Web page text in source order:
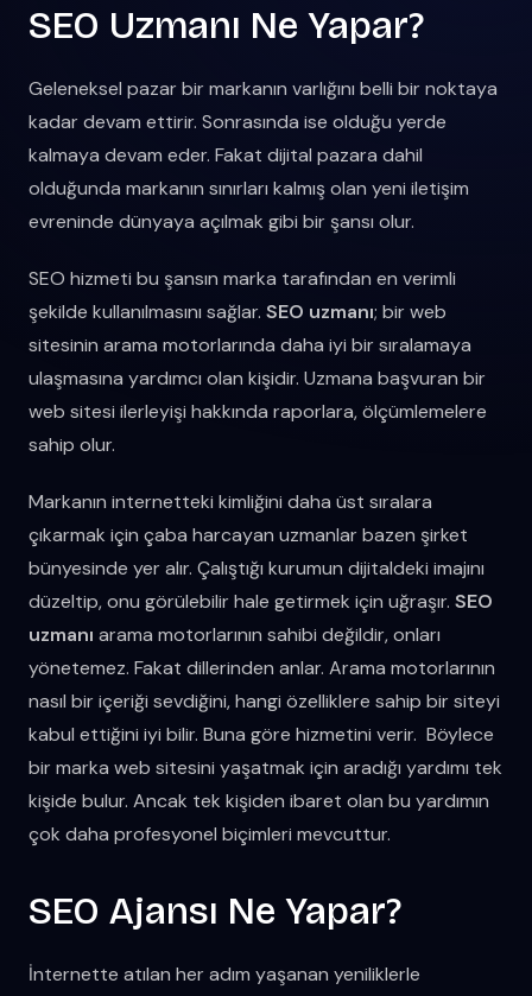
SEO Uzmanı Ne Yapar?
Geleneksel pazar bir markanın varlığını belli bir noktaya
kadar devam ettirir. Sonrasında ise olduğu yerde
kalmaya devam eder. Fakat dijital pazara dahil
olduğunda markanın sınırları kalmış olan yeni iletişim
evreninde dünyaya açılmak gibi bir şansı olur.
SEO hizmeti bu şansın marka tarafından en verimli
şekilde kullanılmasını sağlar. SEO uzmanı; bir web
sitesinin arama motorlarında daha iyi bir sıralamaya
ulaşmasına yardımcı olan kişidir. Uzmana başvuran bir
web sitesi ilerleyişi hakkında raporlara, ölçümlemelere
sahip olur.
Markanın internetteki kimliğini daha üst sıralara
çıkarmak için çaba harcayan uzmanlar bazen şirket
bünyesinde yer alır. Çalıştığı kurumun dijitaldeki imajını
düzeltip, onu görülebilir hale getirmek için uğraşır. SEO
uzmanı arama motorlarının sahibi değildir, onları
yönetemez. Fakat dillerinden anlar. Arama motorlarının
nasıl bir içeriği sevdiğini, hangi özelliklere sahip bir siteyi
kabul ettiğini iyi bilir. Buna göre hizmetini verir. Böylece
bir marka web sitesini yaşatmak için aradığı yardımı tek
kişide bulur. Ancak tek kişiden ibaret olan bu yardımın
çok daha profesyonel biçimleri mevcuttur.
SEO Ajansı Ne Yapar?
İnternette atılan her adım yaşanan yeniliklerle